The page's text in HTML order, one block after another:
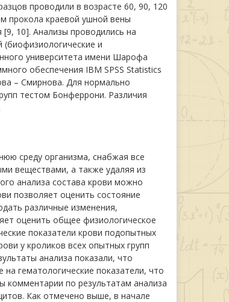
проводили в возрасте 60, 90, 120
прокола краевой ушной вены
10]. Анализы проводились на
(биофизиологические и
университета имени Шарофа
обеспечения IBM SPSS Statistics
– Смирнова. Для нормально
тестом Бонферрони. Различия
среду организма, снабжая все
веществами, а также удаляя из
анализа состава крови можно
позволяет оценить состояние
различные изменения,
оценить общее физиологическое
показатели крови подопытных
у кроликов всех опытных групп
анализа показали, что
гематологические показатели, что
по результатам анализа
Как отмечено выше, в начале